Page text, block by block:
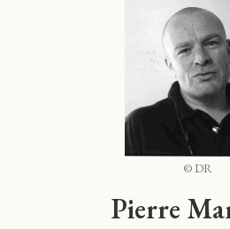
© DR
Pierre